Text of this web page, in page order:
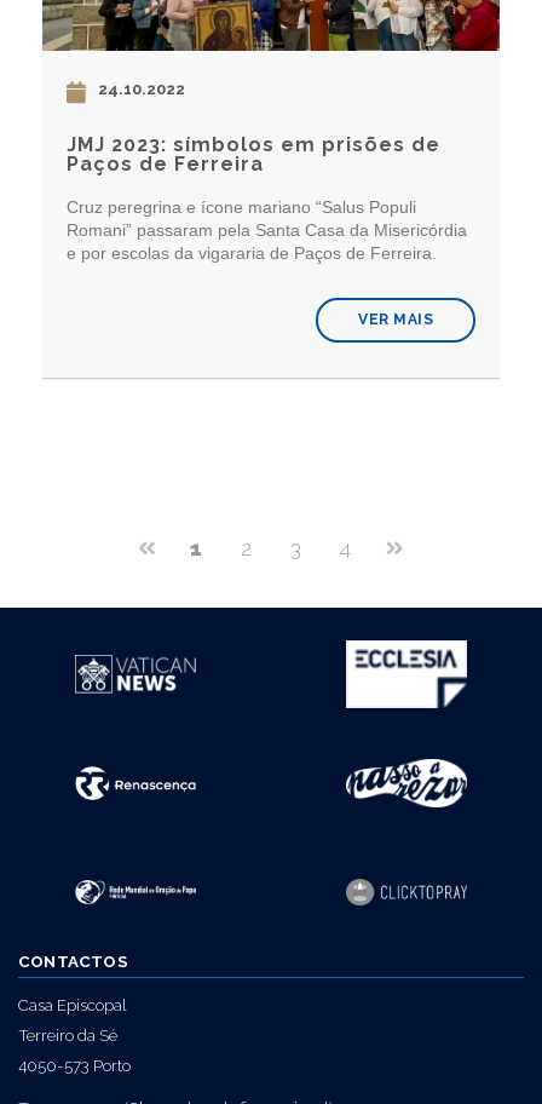
24.10.2022
JMJ 2023: símbolos em prisões de
Paços de Ferreira
Cruz peregrina e ícone mariano “Salus Populi
Romani” passaram pela Santa Casa da Misericórdia
e por escolas da vigararia de Paços de Ferreira.
VER MAIS
1 2 3 4
CONTACTOS
Casa Episcopal
Terreiro da Sé
4050-573 Porto